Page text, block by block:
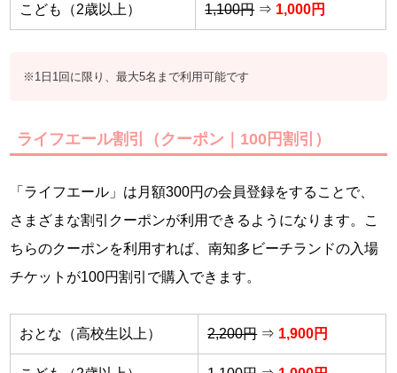
こども（2歳以上） 1,100円⇒ 1,000円
※1日1回に限り、最大5名まで利用可能です
ライフエール割引（クーポン｜100円割引）
「ライフエール」は月額300円の会員登録をすることで、
さまざまな割引クーポンが利用できるようになります。こ
ちらのクーポンを利用すれば、南知多ビーチランドの入場
チケットが100円割引で購入できます。
おとな（高校生以上） 2,200円⇒ 1,900円